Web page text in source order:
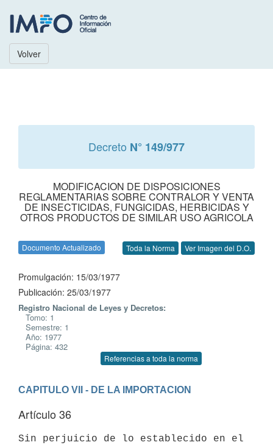
Volver
Decreto N° 149/977
MODIFICACION DE DISPOSICIONES
REGLAMENTARIAS SOBRE CONTRALOR Y VENTA
DE INSECTICIDAS, FUNGICIDAS, HERBICIDAS Y
OTROS PRODUCTOS DE SIMILAR USO AGRICOLA
Documento Actualizado Toda la Norma Ver Imagen del D.O.
Promulgación: 15/03/1977
Publicación: 25/03/1977
Registro Nacional de Leyes y Decretos:
Tomo: 1
Semestre: 1
Año: 1977
Página: 432
Referencias a toda la norma
CAPITULO VII - DE LA IMPORTACION
Artículo 36
Sin perjuicio de lo establecido en el